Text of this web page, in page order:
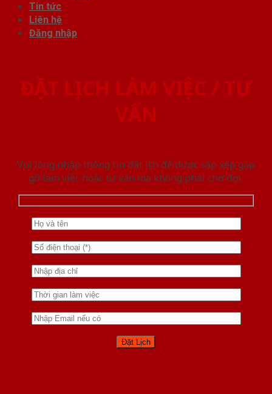
Tin tức
Liên hệ
Đăng nhập
ĐẶT LỊCH LÀM VIỆC / TƯ
VẤN
Vui lòng nhập thông tin đặt lịch để được sắp xếp gặp
gỡ làm việc hoăc tư vấn mà không phải chờ đợi.